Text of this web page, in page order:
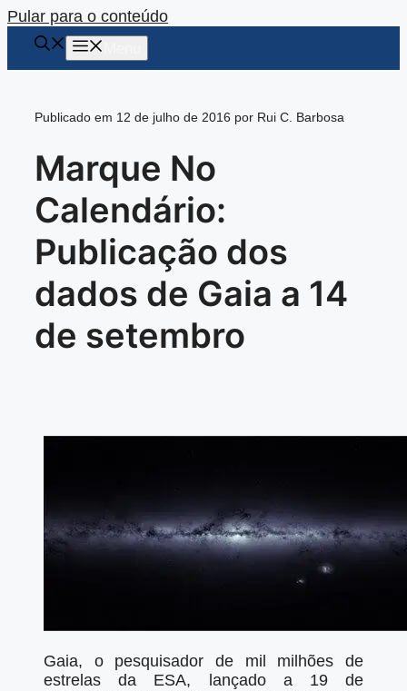
Pular para o conteúdo
Publicado em 12 de julho de 2016 por Rui C. Barbosa
Marque No
Calendário:
Publicação dos
dados de Gaia a 14
de setembro
Gaia, o pesquisador de mil milhões de
estrelas da ESA, lançado a 19 de